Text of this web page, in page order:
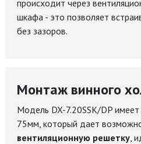
происходит через
шкафа - это позволяет
без зазоров.
Монтаж винного
Модель DX-7.20SSK/DP имеет
75мм, который дает
вентиляционную решетку,